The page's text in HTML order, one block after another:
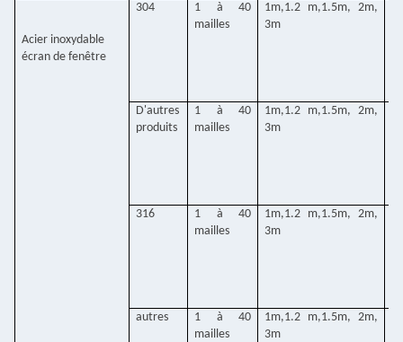
Acier inoxydable
écran de fenêtre
304
1 à 40
mailles
1m,1.2 m,1.5m, 2m,
3m
D'autres
produits
1 à 40
mailles
1m,1.2 m,1.5m, 2m,
3m
316
1 à 40
mailles
1m,1.2 m,1.5m, 2m,
3m
autres
1 à 40
mailles
1m,1.2 m,1.5m, 2m,
3m